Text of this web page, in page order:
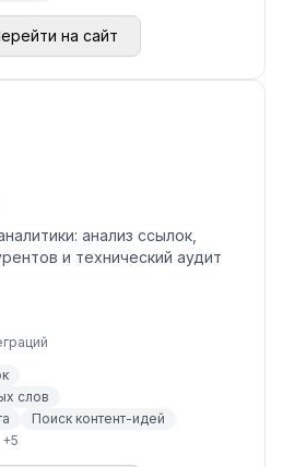
на сайт
анализ ссылок,
и технический аудит
слов
Поиск контент-идей
+5